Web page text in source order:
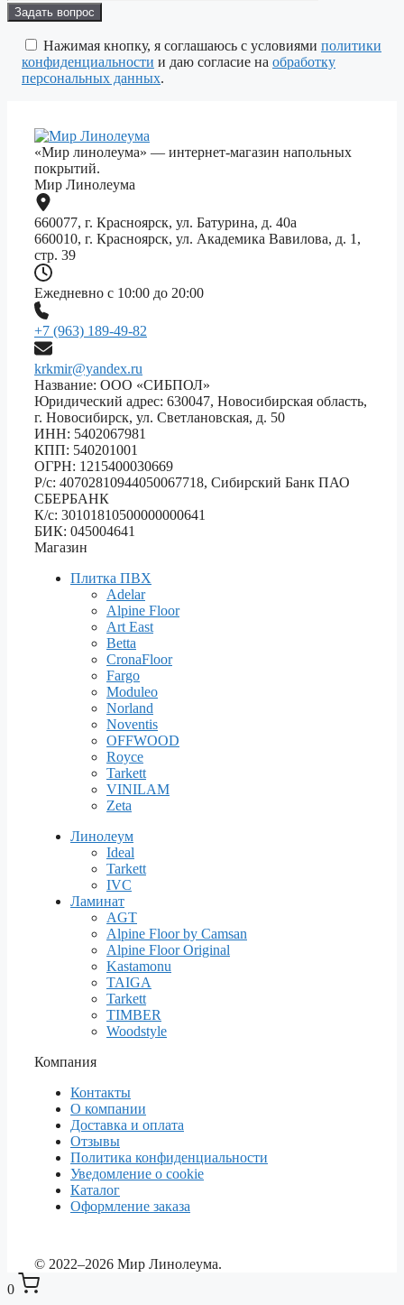
Оставьте
это
поле
пустым.
Нажимая кнопку, я соглашаюсь с условиями политики
конфиденциальности и даю согласие на обработку
персональных данных.
«Мир линолеума» — интернет-магазин напольных
покрытий.
Мир Линолеума
660077, г. Красноярск, ул. Батурина, д. 40а
660010, г. Красноярск, ул. Академика Вавилова, д. 1,
стр. 39
Ежедневно с 10:00 до 20:00
+7 (963) 189-49-82
krkmir@yandex.ru
Название: ООО «СИБПОЛ»
Юридический адрес: 630047, Новосибирская область,
г. Новосибирск, ул. Светлановская, д. 50
ИНН: 5402067981
КПП: 540201001
ОГРН: 1215400030669
Р/с: 40702810944050067718, Сибирский Банк ПАО
СБЕРБАНК
К/с: 30101810500000000641
БИК: 045004641
Магазин
Плитка ПВХ
Adelar
Alpine Floor
Art East
Betta
CronaFloor
Fargo
Moduleo
Norland
Noventis
OFFWOOD
Royce
Tarkett
VINILAM
Zeta
Линолеум
Ideal
Tarkett
IVC
Ламинат
AGT
Alpine Floor by Camsan
Alpine Floor Original
Kastamonu
TAIGA
Tarkett
TIMBER
Woodstyle
Компания
Контакты
О компании
Доставка и оплата
Отзывы
Политика конфиденциальности
Уведомление о cookie
Каталог
Оформление заказа
© 2022–2026 Мир Линолеума.
0